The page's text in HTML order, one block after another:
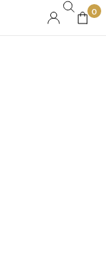
0